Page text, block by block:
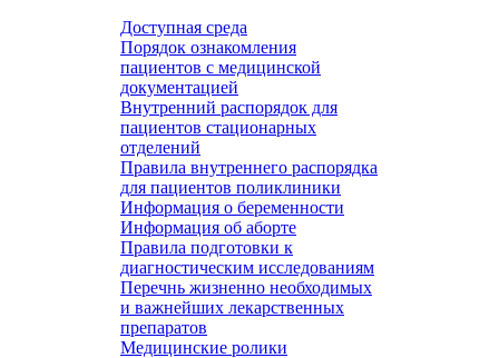
Доступная среда
Порядок ознакомления
пациентов с медицинской
документацией
Внутренний распорядок для
пациентов стационарных
отделений
Правила внутреннего распорядка
для пациентов поликлиники
Информация о беременности
Информация об аборте
Правила подготовки к
диагностическим исследованиям
Перечнь жизненно необходимых
и важнейших лекарственных
препаратов
Медицинские ролики